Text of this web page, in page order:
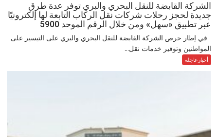
الشركة القابضة للنقل البحري والبري توفر عدة طرق
جديدة لحجز رحلات شركات نقل الركاب التابعة لها إلكترونيًا
عبر تطبيق «سهل» ومن خلال الرقم الموحد 5900
في إطار حرص الشركة القابضة للنقل البحري والبري على التيسير على
المواطنين وتوفير خدمات نقل...
أخبارعاجلة